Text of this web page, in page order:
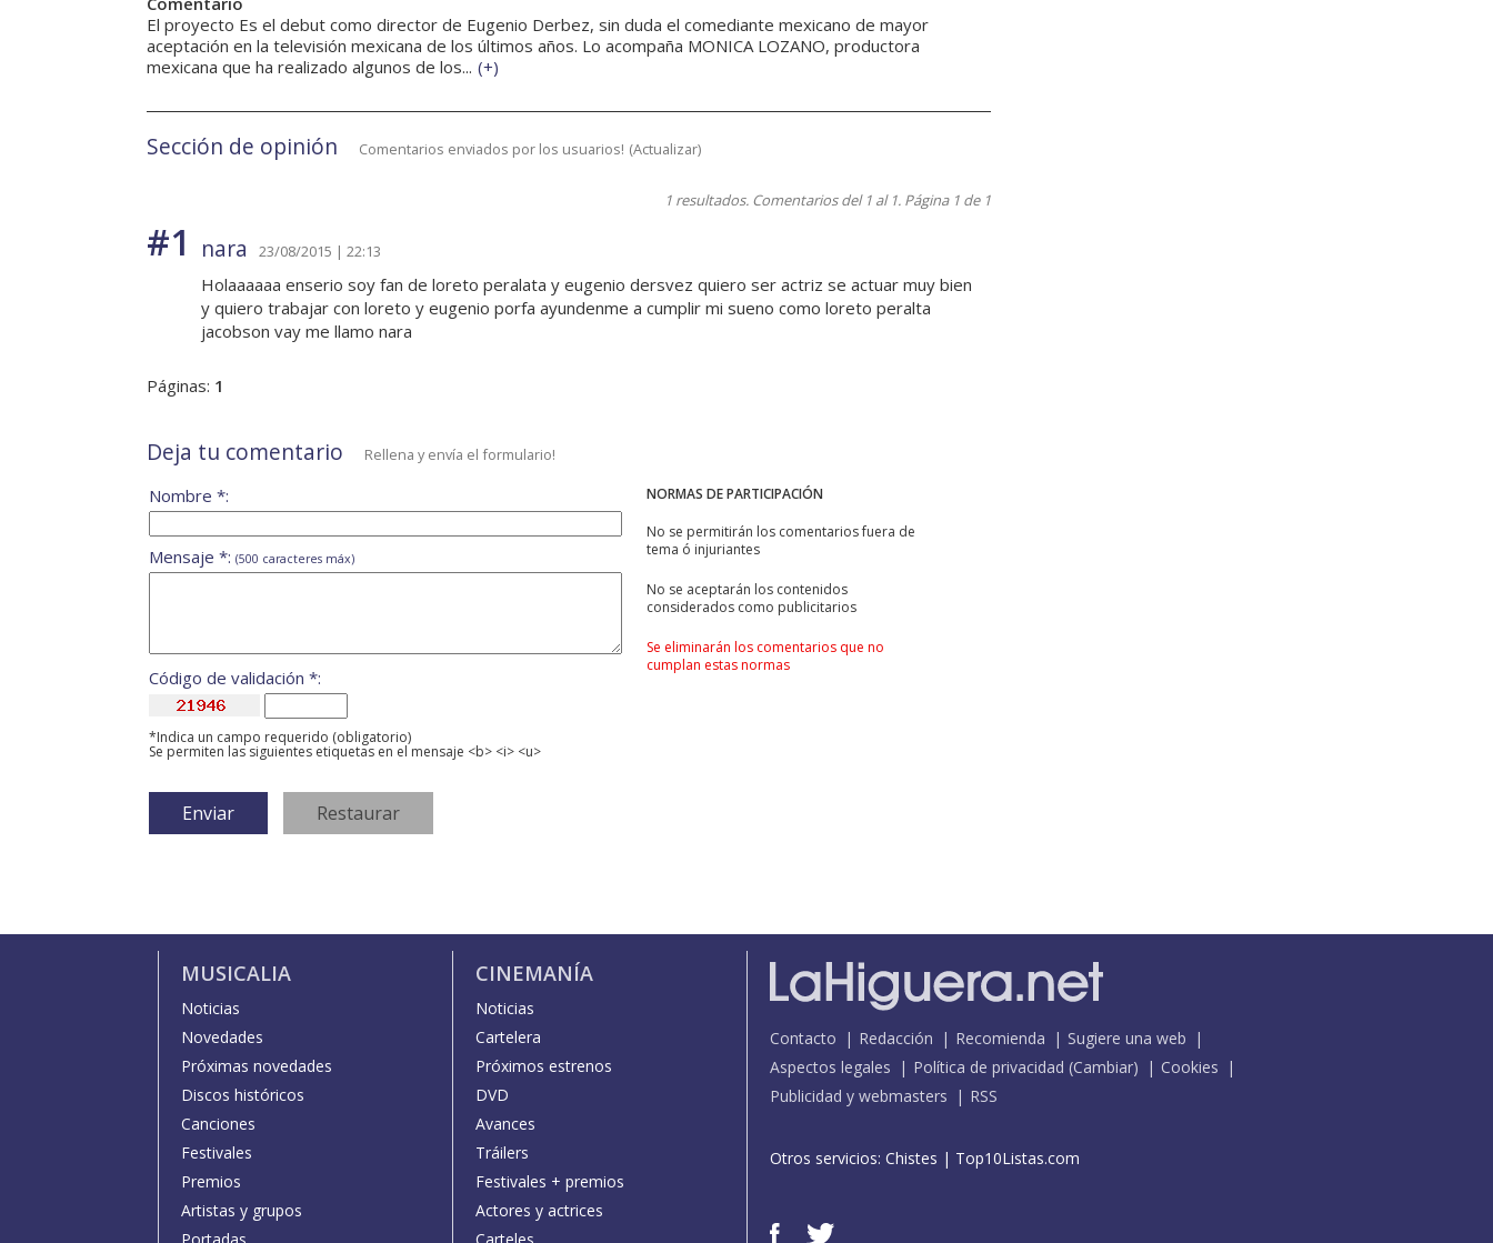
El proyecto Es el debut como director de Eugenio Derbez, sin duda el comediante mexicano de mayor
aceptación en la televisión mexicana de los últimos años. Lo acompaña MONICA LOZANO, productora
mexicana que ha realizado algunos de los... (+)
Sección de opinión Comentarios enviados por los usuarios! (Actualizar)
1 resultados. Comentarios del 1 al 1. Página 1 de 1
#1 nara 23/08/2015 | 22:13
Holaaaaaa enserio soy fan de loreto peralata y eugenio dersvez quiero ser actriz se actuar muy bien
y quiero trabajar con loreto y eugenio porfa ayundenme a cumplir mi sueno como loreto peralta
jacobson vay me llamo nara
Páginas: 1
Deja tu comentario Rellena y envía el formulario!
NORMAS DE PARTICIPACIÓN
No se permitirán los comentarios fuera de
tema ó injuriantes
No se aceptarán los contenidos
considerados como publicitarios
Se eliminarán los comentarios que no
cumplan estas normas
Nombre *:
Mensaje *: (500 caracteres máx)
Código de validación *:
*Indica un campo requerido (obligatorio)
Se permiten las siguientes etiquetas en el mensaje <b> <i> <u>
MUSICALIA
Noticias
Novedades
Próximas novedades
Discos históricos
Canciones
Festivales
Premios
Artistas y grupos
CINEMANÍA
Noticias
Cartelera
Próximos estrenos
DVD
Avances
Tráilers
Festivales + premios
Actores y actrices
Contacto Redacción Recomienda
Sugiere una web
Aspectos legales
Política de privacidad (Cambiar)
Cookies
Publicidad y webmasters
RSS
Otros servicios: Chistes | Top10Listas.com